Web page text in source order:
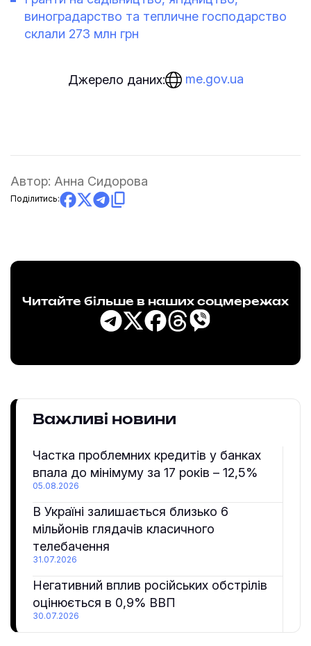
виноградарство та тепличне господарство
склали 273 млн грн
Джерело даних: me.gov.ua
Автор: Анна Сидорова
Поділитись:
Читайте більше в наших соцмережах
Важливі новини
Частка проблемних кредитів у банках
впала до мінімуму за 17 років – 12,5%
05.08.2026
В Україні залишається близько 6
мільйонів глядачів класичного
телебачення
31.07.2026
Негативний вплив російських обстрілів
оцінюється в 0,9% ВВП
30.07.2026